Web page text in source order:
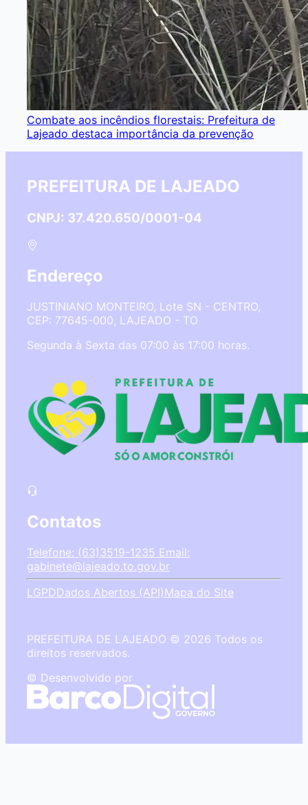
Combate aos incêndios florestais: Prefeitura de
Lajeado destaca importância da prevenção
PREFEITURA DE LAJEADO
CNPJ: 37.420.650/0001-04
Endereço
JUSTINIANO MONTEIRO, Lote SN - CENTRO,
CEP: 77645-000, LAJEADO - TO
Segunda à Sexta das 07:00 às 17:00 horas.
Contatos
Telefone: (63)3519-1235 Email:
gabinete@lajeado.to.gov.br
LGPDDados Abertos (API)Mapa do Site
PREFEITURA DE LAJEADO © 2026 Todos os
direitos reservados.
© Desenvolvido por